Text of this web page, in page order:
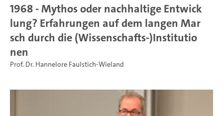
1968 - Mythos oder nachhaltige Entwick
lung? Erfahrungen auf dem langen Mar
sch durch die (Wissenschafts-)Institutio
nen
Prof. Dr. Hannelore Faulstich-Wieland